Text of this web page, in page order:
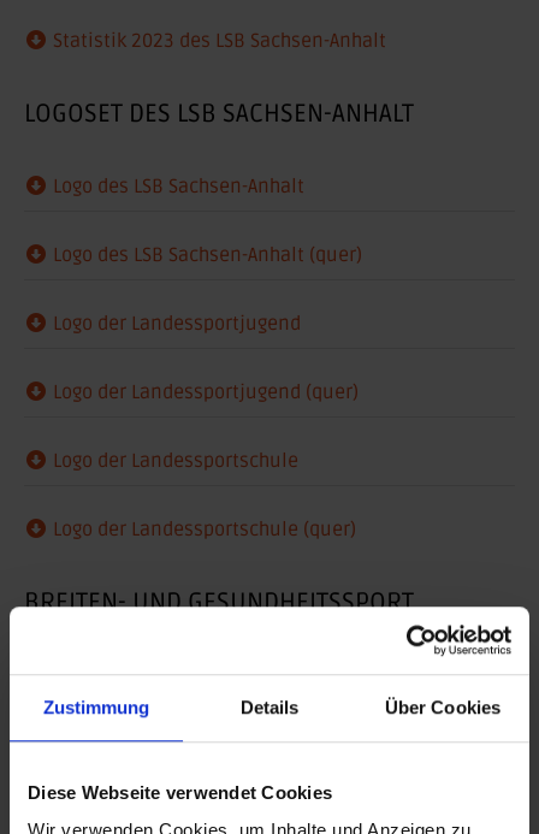
Zustimmung Details Über Cookies
Diese Webseite verwendet Cookies
Statistik 2023 des LSB Sachsen-Anhalt
LOGOSET DES LSB SACHSEN-ANHALT
Logo des LSB Sachsen-Anhalt
Logo des LSB Sachsen-Anhalt (quer)
Logo der Landessportjugend
Logo der Landessportjugend (quer)
Logo der Landessportschule
Logo der Landessportschule (quer)
BREITEN- UND GESUNDHEITSSPORT
Wegweiser Vereinsentwicklung
Wegweiser Gesundheitssport
LEISTUNGSSPORT